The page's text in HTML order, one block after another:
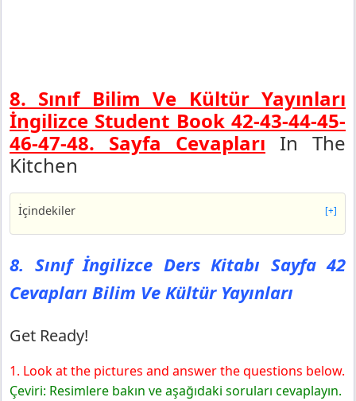
8. Sınıf Bilim Ve Kültür Yayınları
İngilizce Student Book 42-43-44-45-
46-47-48. Sayfa Cevapları In The
Kitchen
İçindekiler [+]
8. Sınıf İngilizce Ders Kitabı Sayfa 42 Cevapları Bilim
Ve Kültür Yayınları
Get Ready!
8. Sınıf İngilizce Ders Kitabı Sayfa 43 Cevapları Bilim
Listening
8. Sınıf İngilizce Ders Kitabı Sayfa 44 Cevapları Bilim
Ve Kültür Yayınları
8. Sınıf İngilizce Ders Kitabı Sayfa 42
Cevapları Bilim Ve Kültür Yayınları
Get Ready!
1. Look at the pictures and answer the questions below.
Çeviri: Resimlere bakın ve aşağıdaki soruları cevaplayın.